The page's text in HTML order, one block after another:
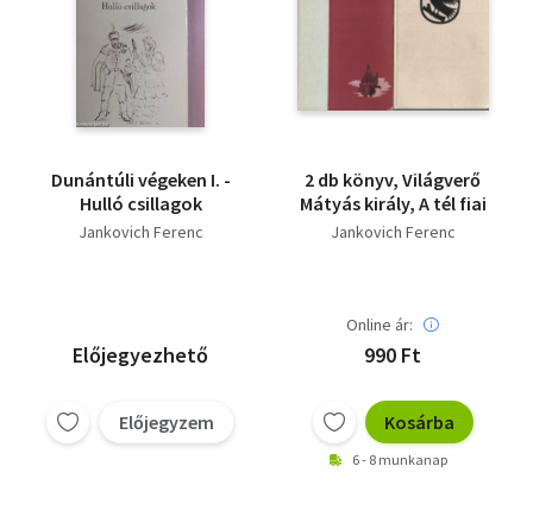
Dunántúli végeken I. -
Hulló csillagok
Jankovich Ferenc
Előjegyezhető
Előjegyzem
2 db könyv, Világverő
Mátyás király, A tél fiai
Jankovich Ferenc
Online ár:
990 Ft
Kosárba
6 - 8 munkanap